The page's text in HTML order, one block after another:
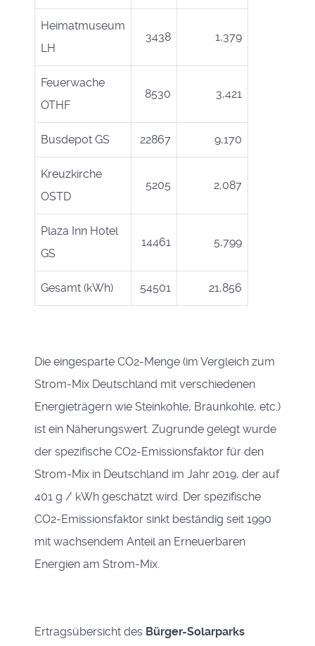
Heimatmuseum
LH
3438 1,379
Feuerwache
OTHF
8530 3,421
Busdepot GS 22867 9,170
Kreuzkirche
OSTD
5205 2,087
Plaza Inn Hotel
GS
14461 5,799
Gesamt (kWh) 54501 21,856
Die eingesparte CO2-Menge (im Vergleich zum
Strom-Mix Deutschland mit verschiedenen
Energieträgern wie Steinkohle, Braunkohle, etc.)
ist ein Näherungswert. Zugrunde gelegt wurde
der spezifische CO2-Emissionsfaktor für den
Strom-Mix in Deutschland im Jahr 2019, der auf
401 g / kWh geschätzt wird. Der spezifische
CO2-Emissionsfaktor sinkt beständig seit 1990
mit wachsendem Anteil an Erneuerbaren
Energien am Strom-Mix.
Ertragsübersicht des Bürger-Solarparks